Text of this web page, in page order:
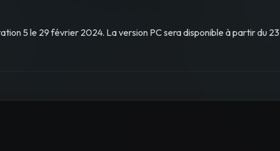
5 le 29 février 2024. La version PC sera disponible à partir du 23